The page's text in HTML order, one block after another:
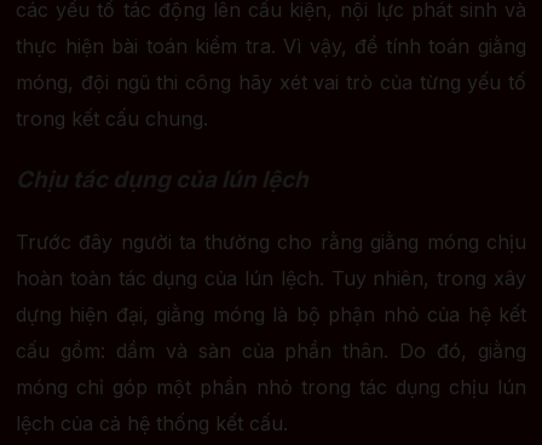
các yếu tố tác động lên cấu kiện, nội lực phát sinh và
thực hiện bài toán kiểm tra. Vì vậy, để tính toán giằng
móng, đội ngũ thi công hãy xét vai trò của từng yếu tố
trong kết cấu chung.
Chịu tác dụng của lún lệch
Trước đây người ta thường cho rằng giằng móng chịu
hoàn toàn tác dụng của lún lệch. Tuy nhiên, trong xây
dựng hiện đại, giằng móng là bộ phận nhỏ của hệ kết
cấu gồm: dầm và sàn của phần thân. Do đó, giằng
móng chỉ góp một phần nhỏ trong tác dụng chịu lún
lệch của cả hệ thống kết cấu.